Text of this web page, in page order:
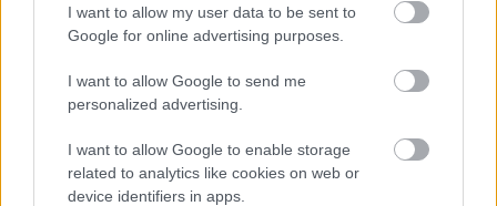
I want to allow my user data to be sent to
Google for online advertising purposes.
I want to allow Google to send me
personalized advertising.
I want to allow Google to enable storage
related to analytics like cookies on web or
device identifiers in apps.
by zamknąć
ZOBACZ WSZYSTKIE WYNIKI
SUBSCRIBE
A customizable modal perfect for newsletters
[mc4wp_form id="496"]